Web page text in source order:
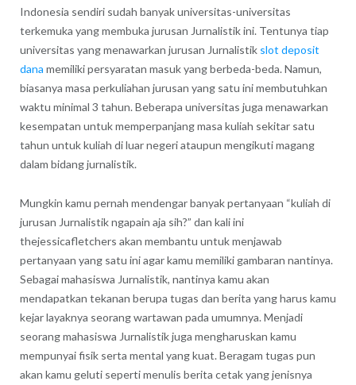
Indonesia sendiri sudah banyak universitas-universitas
terkemuka yang membuka jurusan Jurnalistik ini. Tentunya tiap
universitas yang menawarkan jurusan Jurnalistik slot deposit
dana memiliki persyaratan masuk yang berbeda-beda. Namun,
biasanya masa perkuliahan jurusan yang satu ini membutuhkan
waktu minimal 3 tahun. Beberapa universitas juga menawarkan
kesempatan untuk memperpanjang masa kuliah sekitar satu
tahun untuk kuliah di luar negeri ataupun mengikuti magang
dalam bidang jurnalistik.
Mungkin kamu pernah mendengar banyak pertanyaan “kuliah di
jurusan Jurnalistik ngapain aja sih?” dan kali ini
thejessicafletchers akan membantu untuk menjawab
pertanyaan yang satu ini agar kamu memiliki gambaran nantinya.
Sebagai mahasiswa Jurnalistik, nantinya kamu akan
mendapatkan tekanan berupa tugas dan berita yang harus kamu
kejar layaknya seorang wartawan pada umumnya. Menjadi
seorang mahasiswa Jurnalistik juga mengharuskan kamu
mempunyai fisik serta mental yang kuat. Beragam tugas pun
akan kamu geluti seperti menulis berita cetak yang jenisnya